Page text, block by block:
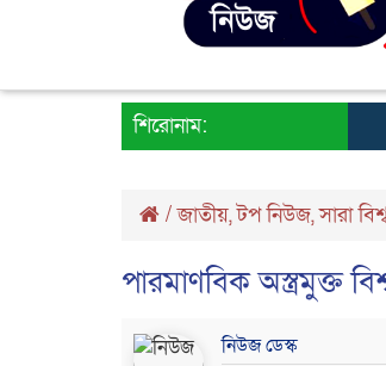
শিরোনাম:
/জাতীয়,টপ নিউজ,সারা
পারমাণবিক অস্ত্রমুক্ত
নিউজ ডেস্ক